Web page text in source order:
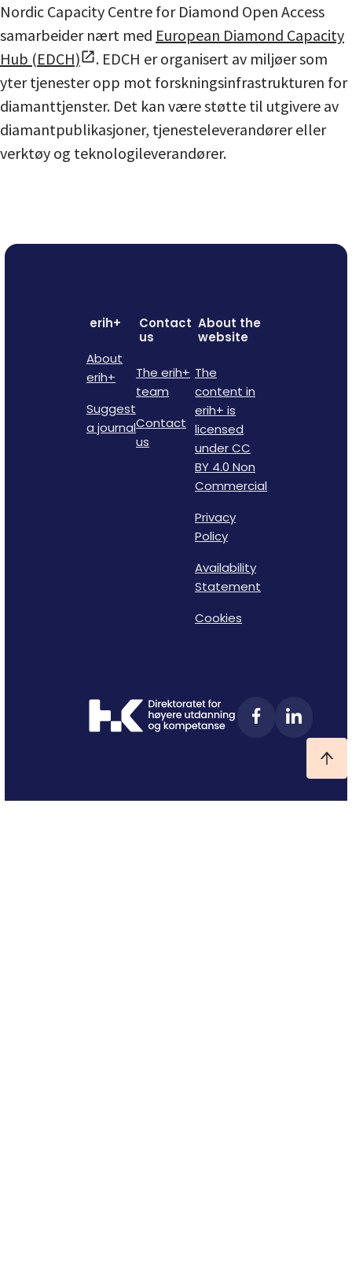
Nordic Capacity Centre for Diamond Open Access
samarbeider nært med European Diamond Capacity
Hub (EDCH)
. EDCH er organisert av miljøer som
yter tjenester opp mot forskningsinfrastrukturen for
diamanttjenster. Det kan være støtte til utgivere av
diamantpublikasjoner, tjenesteleverandører eller
verktøy og teknologileverandører.
erih+
About
erih+
Suggest
a journal
Contact
us
The erih+
team
Contact
us
About the
website
The
content in
erih+ is
licensed
under CC
BY 4.0 Non
Commercial
Privacy
Policy
Availability
Statement
Cookies